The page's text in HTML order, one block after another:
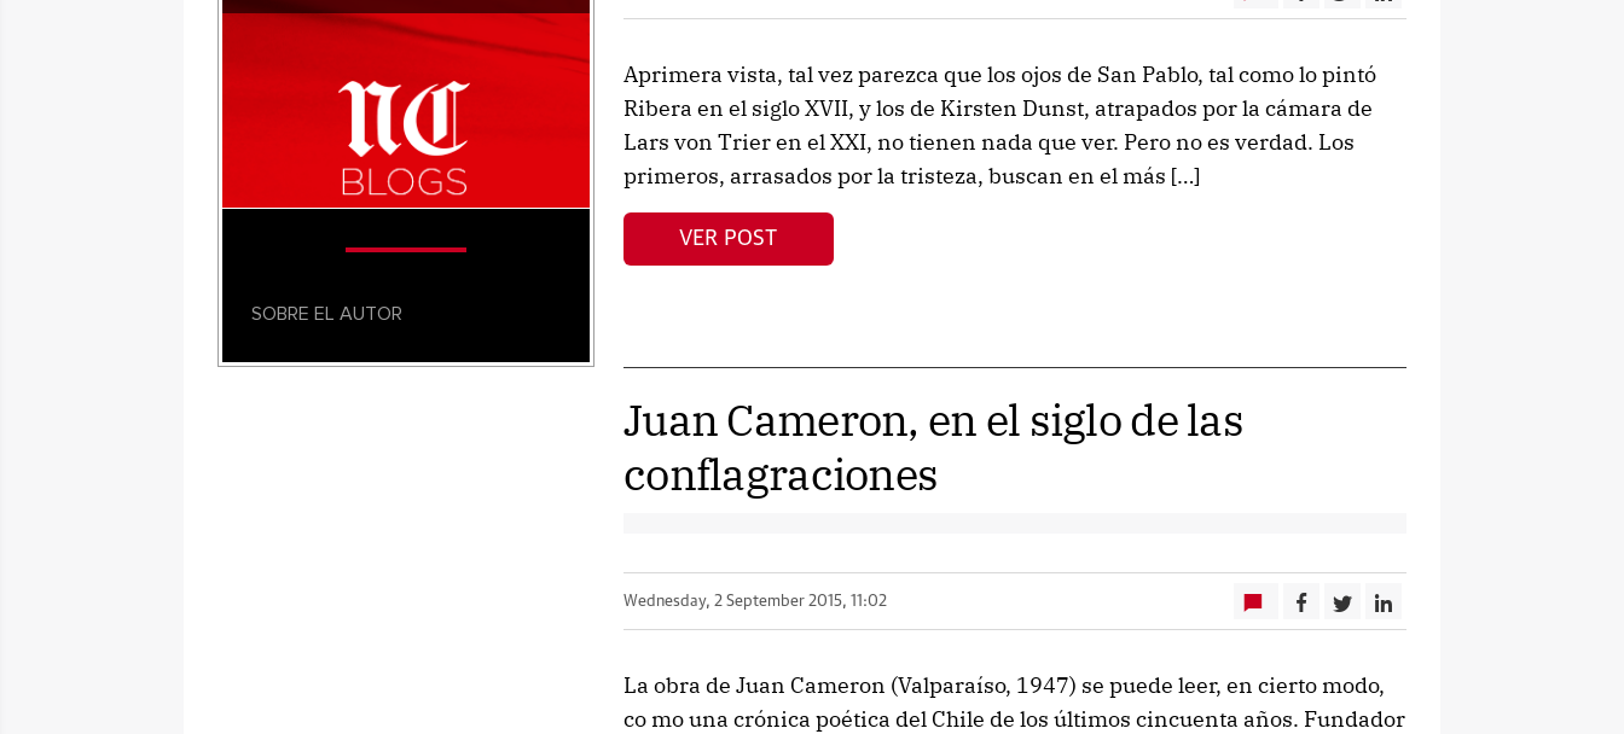
Aprimera vista, tal vez parezca que los ojos de San Pablo, tal como lo pintó
Ribera en el siglo XVII, y los de Kirsten Dunst, atrapados por la cámara de
Lars von Trier en el XXI, no tienen nada que ver. Pero no es verdad. Los
primeros, arrasados por la tristeza, buscan en el más […]
VER POST
Juan Cameron, en el siglo de las
conflagraciones
Wednesday, 2 September 2015, 11:02
La obra de Juan Cameron (Valparaíso, 1947) se puede leer, en cierto modo,
co mo una crónica poética del Chile de los últimos cincuenta años. Fundador
SOBRE EL AUTOR